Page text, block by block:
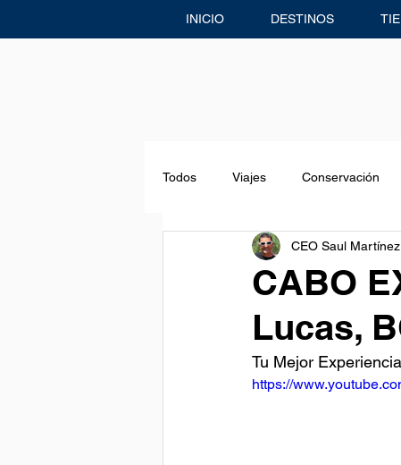
INICIO DESTINOS
Todos Viajes Conservación
Freediving Eventos & Noticias
Centro de Buceo Aventuras
CABO
Lucas,
CEO Saul
Tu Mejor
https://